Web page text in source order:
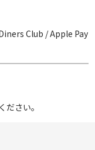
Club / Apple Pay
ださい。